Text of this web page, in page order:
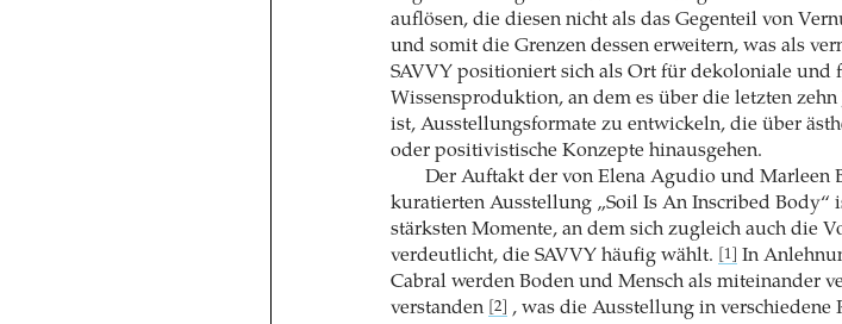
auflösen, die diesen nicht als das Gegenteil von
und somit die Grenzen dessen erweitern, was als
SAVVY positioniert sich als Ort für dekoloniale und
Wissensproduktion, an dem es über die letzten zehn
ist, Ausstellungsformate zu entwickeln, die über
oder positivistische Konzepte hinausgehen.
Der Auftakt der von Elena Agudio und Marleen
kuratierten Ausstellung „Soil Is An Inscribed Body“
stärksten Momente, an dem sich zugleich auch die
verdeutlicht, die SAVVY häufig wählt.
[1]
In
Cabral werden Boden und Mensch als miteinander
verstanden
[2]
, was die Ausstellung in verschiedene